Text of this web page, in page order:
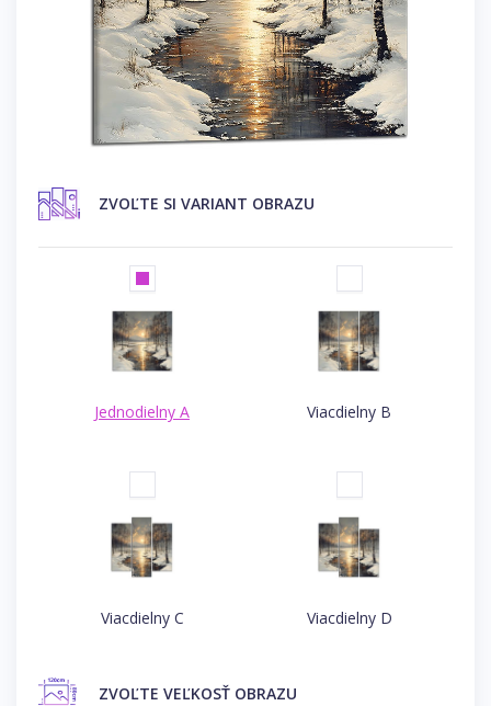
ZVOĽTE SI VARIANT OBRAZU
Jednodielny A Viacdielny B
Viacdielny C Viacdielny D
ZVOĽTE VEĽKOSŤ OBRAZU